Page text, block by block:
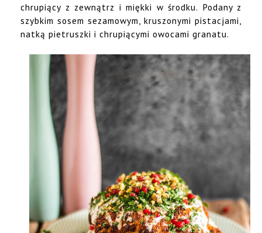
chrupiący z zewnątrz i miękki w środku. Podany z
szybkim sosem sezamowym, kruszonymi pistacjami,
natką pietruszki i chrupiącymi owocami granatu.